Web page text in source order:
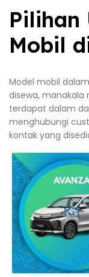
Pilihan
Mobil
Model mobil
disewa, manakala
terdapat dalam
menghubungi
kontak yang